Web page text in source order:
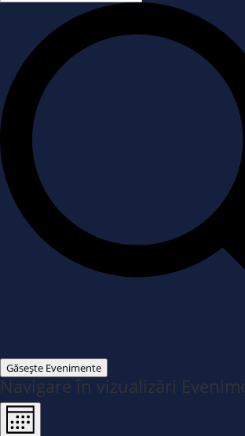
Găsește Evenimente
Navigare în vizualizări